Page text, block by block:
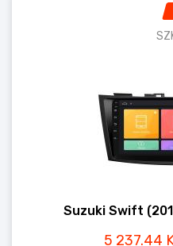
Suzuki Swift
5 237.44